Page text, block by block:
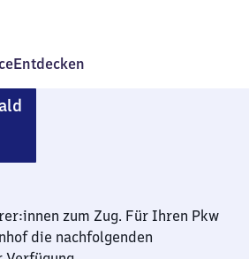
Entdecken
zum Zug. Für Ihren Pkw
die nachfolgenden